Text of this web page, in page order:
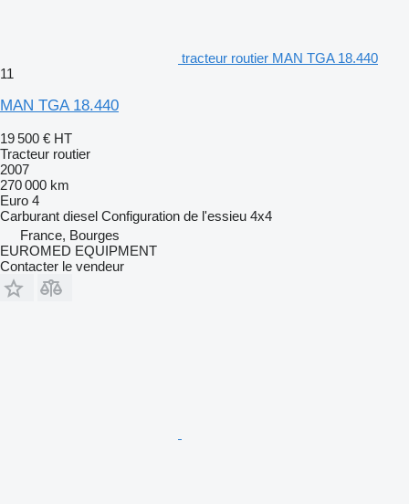
tracteur routier MAN TGA 18.440
11
MAN TGA 18.440
19 500 € HT
Tracteur routier
2007
270 000 km
Euro 4
Carburant diesel Configuration de l'essieu 4x4
France, Bourges
EUROMED EQUIPMENT
Contacter le vendeur